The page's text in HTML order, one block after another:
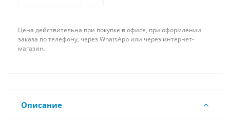
Цена действительна при покупке в офисе, при оформлении
заказа по телефону, через WhatsApp или через интернет-
магазин.
Описание